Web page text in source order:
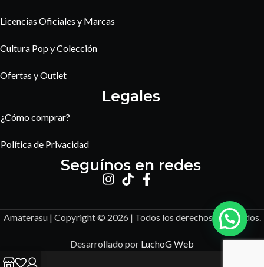
Licencias Oficiales y Marcas
Cultura Pop y Colección
Ofertas y Outlet
Legales
¿Cómo comprar?
Política de Privacidad
Seguínos en redes
Amaterasu | Copyright © 2026 | Todos los derechos reservados.
Desarrollado por LuchoG Web